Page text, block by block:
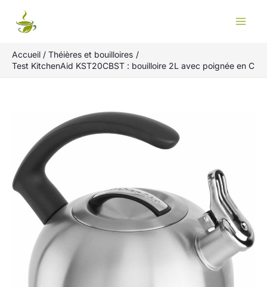
Accueil
Théières et bouilloires
Test KitchenAid KST20CBST : bouilloire 2L avec poignée en C